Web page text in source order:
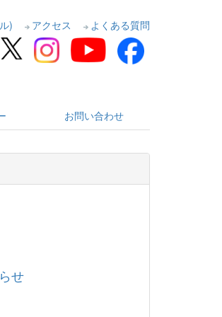
) アクセス よくある質問
お問い合わせ
せ